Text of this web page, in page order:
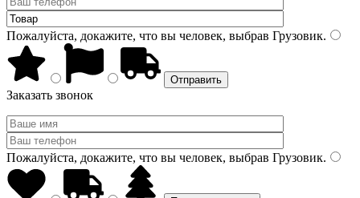
Пожалуйста, докажите, что вы человек, выбрав Грузовик.
Заказать звонок
Пожалуйста, докажите, что вы человек, выбрав Грузовик.